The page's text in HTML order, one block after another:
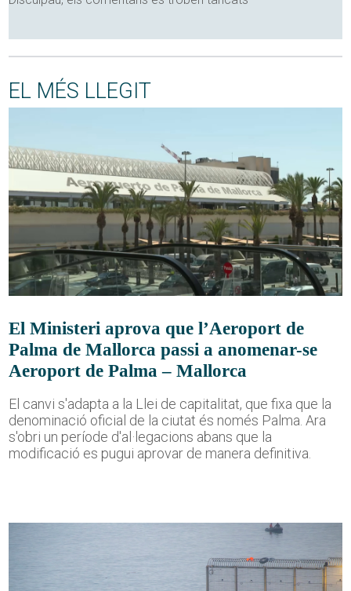
EL MÉS LLEGIT
El Ministeri aprova que l’Aeroport de
Palma de Mallorca passi a anomenar-se
Aeroport de Palma – Mallorca
El canvi s'adapta a la Llei de capitalitat, que fixa que la
denominació oficial de la ciutat és només Palma. Ara
s'obri un període d'al·legacions abans que la
modificació es pugui aprovar de manera definitiva.